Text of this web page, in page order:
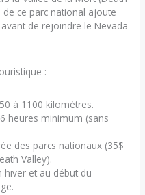
de ce parc national ajoute
de rejoindre le Nevada
:
à 1100 kilomètres.
heures minimum (sans
des parcs nationaux (35$
Valley).
hiver et au début du